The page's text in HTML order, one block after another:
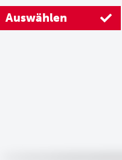
Auswählen